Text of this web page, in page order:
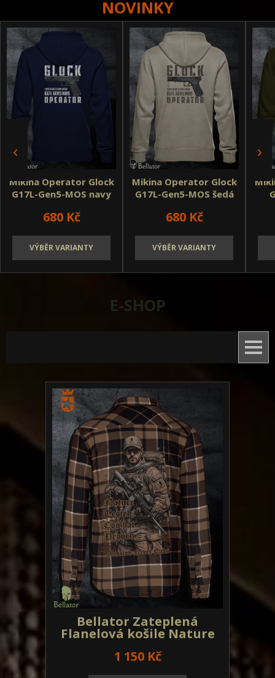
Conflict Mikiny a polokošile
Conflict Doprodej triček
NOVINKY
Mikina Operator Glock
G17L-Gen5-MOS navy
680 Kč
Mikina Operator Glock
G17L-Gen5-MOS šedá
680 Kč
E-SHOP
Conflict čepice
Conflict doplňky
Conflict trička české téma
Conflict warrior trička
Conflict tactical Art Trika
Conflict Mikiny a polokošile
Conflict Doprodej triček
Bellator produkty
Textil pro operátory
Textil pro IZS
Patriot textil
Designovky od Bellatoru
Bellator Zateplená
Flanelová košile Nature
1 150 Kč